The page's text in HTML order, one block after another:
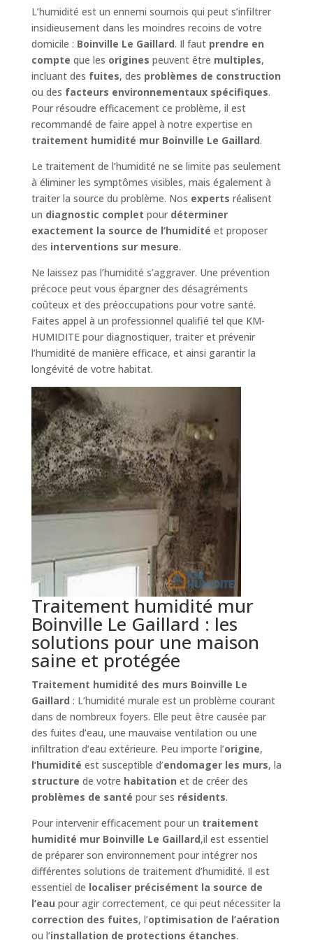
L’humidité est un ennemi sournois qui peut s’infiltrer
insidieusement dans les moindres recoins de votre
domicile : Boinville Le Gaillard. Il faut prendre en
compte que les origines peuvent être multiples,
incluant des fuites, des problèmes de construction
ou des facteurs environnementaux spécifiques.
Pour résoudre efficacement ce problème, il est
recommandé de faire appel à notre expertise en
traitement humidité mur Boinville Le Gaillard.
Le traitement de l’humidité ne se limite pas seulement
à éliminer les symptômes visibles, mais également à
traiter la source du problème. Nos experts réalisent
un diagnostic complet pour déterminer
exactement la source de l’humidité et proposer
des interventions sur mesure.
Ne laissez pas l’humidité s’aggraver. Une prévention
précoce peut vous épargner des désagréments
coûteux et des préoccupations pour votre santé.
Faites appel à un professionnel qualifié tel que KM-
HUMIDITE pour diagnostiquer, traiter et prévenir
l’humidité de manière efficace, et ainsi garantir la
longévité de votre habitat.
Traitement humidité mur
Boinville Le Gaillard : les
solutions pour une maison
saine et protégée
Traitement humidité des murs Boinville Le
Gaillard : L’humidité murale est un problème courant
dans de nombreux foyers. Elle peut être causée par
des fuites d’eau, une mauvaise ventilation ou une
infiltration d’eau extérieure. Peu importe l’origine,
l’humidité est susceptible d’endomager les murs, la
structure de votre habitation et de créer des
problèmes de santé pour ses résidents.
Pour intervenir efficacement pour un traitement
humidité mur Boinville Le Gaillard,il est essentiel
de préparer son environnement pour intégrer nos
différentes solutions de traitement d’humidité. Il est
essentiel de localiser précisément la source de
l’eau pour agir correctement, ce qui peut nécessiter la
correction des fuites, l’optimisation de l’aération
ou l’installation de protections étanches.